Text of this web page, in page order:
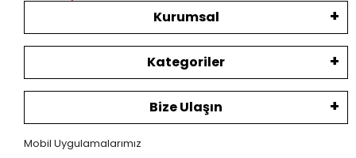
Kurumsal
Kategoriler
Bize Ulaşın
Mobil Uygulamalarımız